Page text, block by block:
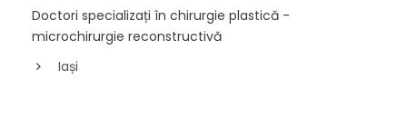
Doctori specializați în chirurgie plastică -
microchirurgie reconstructivă
Iași